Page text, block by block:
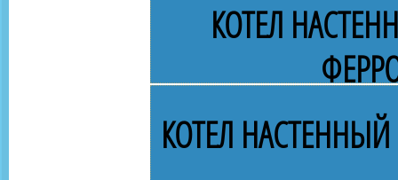
КОТЕЛ
КОТЕЛ НАСТЕННЫЙ